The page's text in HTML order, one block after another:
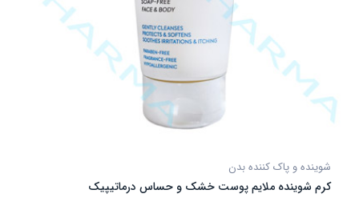
شوینده و پاک کننده بدن
کرم شوینده ملایم پوست خشک و حساس درماتیپیک